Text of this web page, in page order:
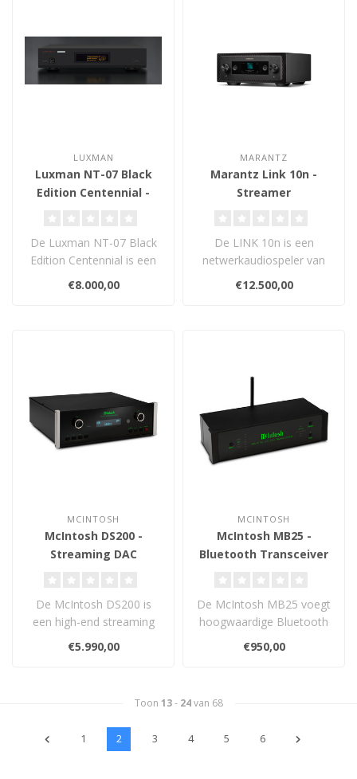
LUXMAN
Luxman NT-07 Black
Edition Centennial -
De Luxman NT-07 Black
Edition Centennial is een
high-end netwerktransport
met MQ..
€8.000,00
MARANTZ
Marantz Link 10n -
Streamer
De LINK 10n is een
netwerkaudiospeler van
referentieklasse die is
ontwikkeld en ..
€12.500,00
MCINTOSH
McIntosh DS200 -
Streaming DAC
De McIntosh DS200 is
een high-end streaming
Cast, Roon e..
€5.990,00
MCINTOSH
McIntosh MB25 -
Bluetooth Transceiver
De McIntosh MB25 voegt
hoogwaardige Bluetooth
audiosysteem..
€950,00
Toon 13- 24van 68
1 2 3 4 5 6